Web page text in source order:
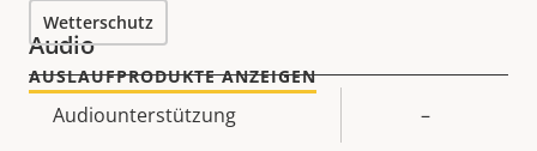
Audio
Eigentumsbeschreibung Eigentumswert
Audiounterstützung –
Wetterschutz
AUSLAUFPRODUKTE ANZEIGEN